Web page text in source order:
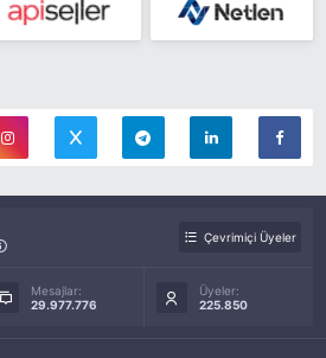
Çevrimiçi Üyeler
Mesajlar:
29.977.776
Üyeler:
225.850